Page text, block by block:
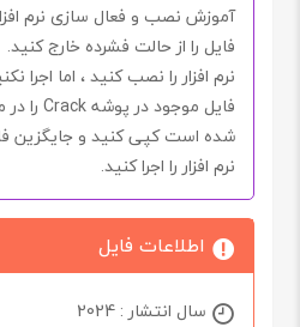
آموزش نصب و فعال سازی نرم
فایل را از حالت فشرده خارج کنید.
نرم افزار را نصب کنید ، اما اجرا
فایل موجود در پوشهCrack را
شده است کپی کنید و جایگزین
نرم افزار را اجرا کنید.
اطلاعات فایل
سال انتشار : 2024